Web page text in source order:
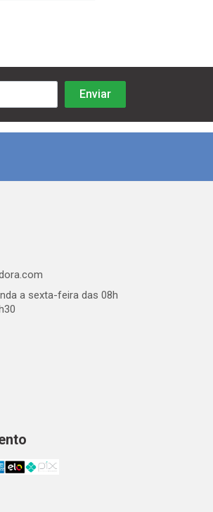
a sexta-feira das 08h